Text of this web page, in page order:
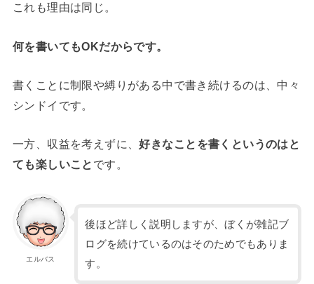
これも理由は同じ。
何を書いてもOKだからです。
書くことに制限や縛りがある中で書き続けるのは、中々
シンドイです。
一方、収益を考えずに、好きなことを書くというのはと
ても楽しいこと です。
エルバス
後ほど詳しく説明しますが、ぼくが雑記ブ
ログを続けているのはそのためでもありま
す。